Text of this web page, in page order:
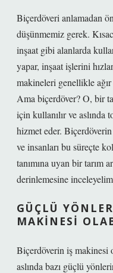
Biçerdöveri anlamadan
düşünmemiz gerek.
inşaat gibi alanlarda
yapar, inşaat işlerini
makineleri genellikle
Ama biçerdöver? O, bir
için kullanılır ve aslında
hizmet eder.
ve insanları bu süreçte
tanımına uyan bir tarım
derinlemesine
GÜÇLÜ
MAKINESI
Biçerdöverin iş makinesi
aslında bazı güçlü